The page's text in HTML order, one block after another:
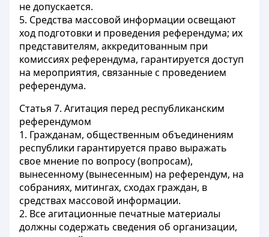
не допускается.
5. Средства массовой информации освещают
ход подготовки и проведения референдума; их
представителям, аккредитованным при
комиссиях референдума, гарантируется доступ
на мероприятия, связанные с проведением
референдума.
Статья 7. Агитация перед республиканским
референдумом
1. Гражданам, общественным объединениям
республики гарантируется право выражать
свое мнение по вопросу (вопросам),
вынесенному (вынесенным) на референдум, на
собраниях, митингах, сходах граждан, в
средствах массовой информации.
2. Все агитационные печатные материалы
должны содержать сведения об организации,